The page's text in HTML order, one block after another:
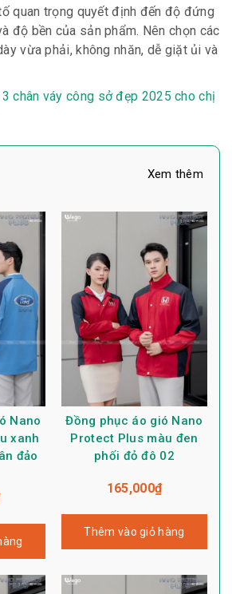
quan trọng quyết định đến độ đứng
độ bền của sản phẩm. Nên chọn các
vừa phải, không nhăn, dễ giặt ủi và
3 chân váy công sở đẹp 2025 cho chị
Xem thêm
Nano
xanh
đảo
Đồng phục áo gió Nano
Protect Plus màu đen
phối đỏ đô 02
165,000₫
Thêm vào giỏ hàng